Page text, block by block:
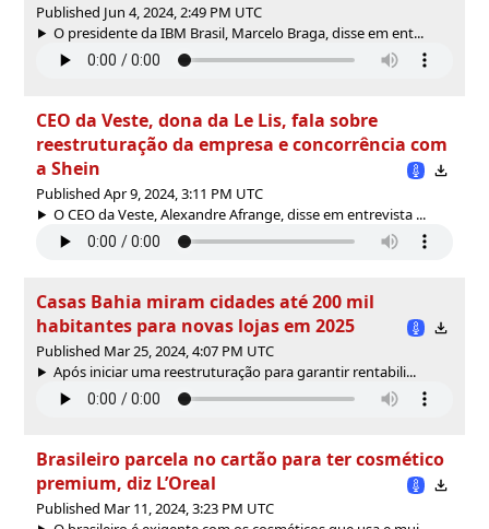
Published Jun 4, 2024, 2:49 PM UTC
O presidente da IBM Brasil, Marcelo Braga, disse em ent...
CEO da Veste, dona da Le Lis, fala sobre
reestruturação da empresa e concorrência com
a Shein
Published Apr 9, 2024, 3:11 PM UTC
O CEO da Veste, Alexandre Afrange, disse em entrevista ...
Casas Bahia miram cidades até 200 mil
habitantes para novas lojas em 2025
Published Mar 25, 2024, 4:07 PM UTC
Após iniciar uma reestruturação para garantir rentabili...
Brasileiro parcela no cartão para ter cosmético
premium, diz L’Oreal
Published Mar 11, 2024, 3:23 PM UTC